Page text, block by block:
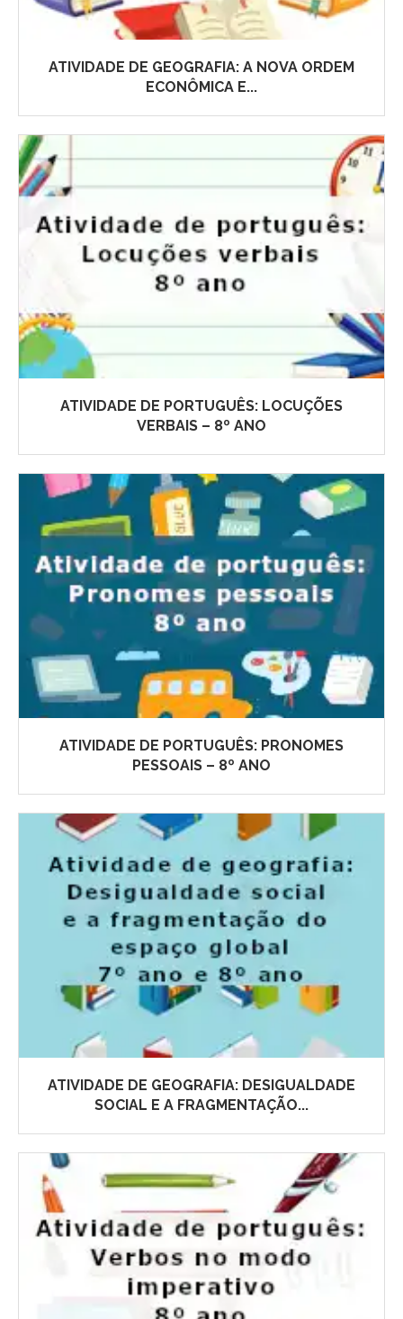
ATIVIDADE DE GEOGRAFIA: A NOVA ORDEM
ECONÔMICA E...
ATIVIDADE DE PORTUGUÊS: LOCUÇÕES
VERBAIS – 8º ANO
ATIVIDADE DE PORTUGUÊS: PRONOMES
PESSOAIS – 8º ANO
ATIVIDADE DE GEOGRAFIA: DESIGUALDADE
SOCIAL E A FRAGMENTAÇÃO...